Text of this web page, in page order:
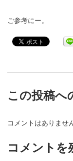
ご参考にー。
この投稿へ
コメントはありません
コメントを